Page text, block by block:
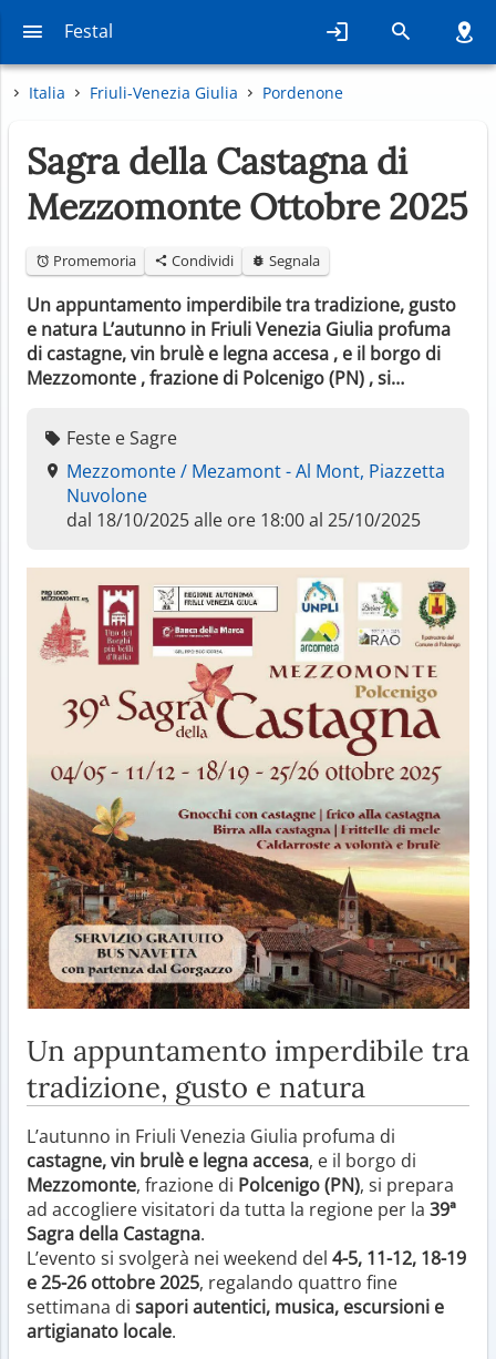
Festal
Italia Friuli-Venezia Giulia Pordenone
Sagra della Castagna di
Mezzomonte Ottobre 2025
Promemoria Condividi Segnala
Un appuntamento imperdibile tra tradizione, gusto
e natura L’autunno in Friuli Venezia Giulia profuma
di castagne, vin brulè e legna accesa , e il borgo di
Mezzomonte , frazione di Polcenigo (PN) , si…
Feste e Sagre
Mezzomonte / Mezamont - Al Mont, Piazzetta
Nuvolone
dal 18/10/2025 alle ore 18:00 al 25/10/2025
Un appuntamento imperdibile tra
tradizione, gusto e natura
L’autunno in Friuli Venezia Giulia profuma di
castagne, vin brulè e legna accesa, e il borgo di
Mezzomonte, frazione di Polcenigo (PN), si prepara
ad accogliere visitatori da tutta la regione per la 39ª
Sagra della Castagna.
L’evento si svolgerà nei weekend del 4-5, 11-12, 18-19
e 25-26 ottobre 2025, regalando quattro fine
settimana di sapori autentici, musica, escursioni e
artigianato locale.